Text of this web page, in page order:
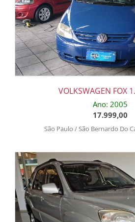
VOLKSWAGEN FOX
Ano: 2005
17.999,00
São Paulo / São Bernardo Do